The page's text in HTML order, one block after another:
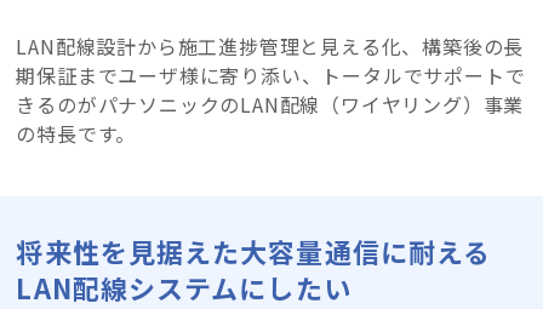
LAN配線設計から施工進捗管理と見える化、構築後の長
期保証までユーザ様に寄り添い、トータルでサポートで
きるのがパナソニックのLAN配線（ワイヤリング）事業
の特長です。
将来性を見据えた大容量通信に耐える
LAN配線システムにしたい